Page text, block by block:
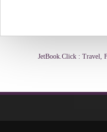
JetBook.Click : Travel,